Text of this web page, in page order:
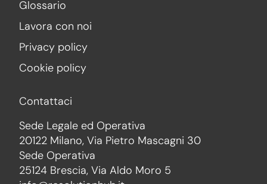
Glossario
Lavora con noi
Privacy policy
Cookie policy
Contattaci
Sede Legale ed Operativa
20122 Milano, Via Pietro Mascagni 30
Sede Operativa
25124 Brescia, Via Aldo Moro 5